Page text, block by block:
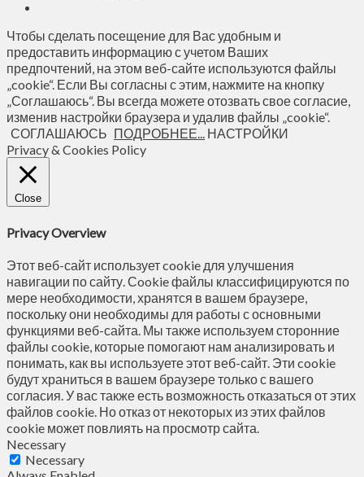
Чтобы сделать посещение для Вас удобным и
предоставить информацию с учетом Ваших
предпочтений, на этом веб-сайте используются файлы
„cookie“. Если Вы согласны с этим, нажмите на кнопку
„Соглашаюсь“. Вы всегда можете отозвать свое согласие,
изменив настройки браузера и удалив файлы „cookie“.
СОГЛАШАЮСЬ ПОДРОБНЕЕ... НАСТРОЙКИ
Privacy & Cookies Policy
Close
Privacy Overview
Этот веб-сайт использует cookie для улучшения
навигации по сайту. Сookie файлы классифицируются по
мере необходимости, хранятся в вашем браузере,
поскольку они необходимы для работы с основными
функциями веб-сайта. Мы также используем сторонние
файлы cookie, которые помогают нам анализировать и
понимать, как вы используете этот веб-сайт. Эти cookie
будут храниться в вашем браузере только с вашего
согласия. У вас также есть возможность отказаться от этих
файлов cookie. Но отказ от некоторых из этих файлов
cookie может повлиять на просмотр сайта.
Necessary
Necessary